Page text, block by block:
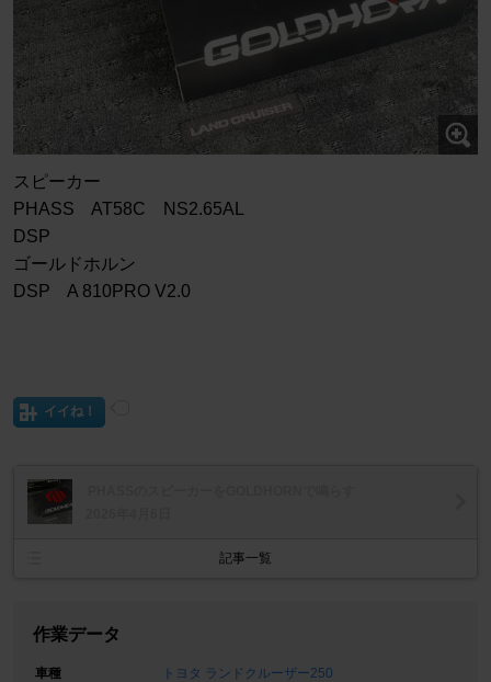
スピーカー
PHASS AT58C NS2.65AL
DSP
ゴールドホルン
DSP A 810PRO V2.0
イイね！
記事一覧
作業データ
車種
トヨタ ランドクルーザー250